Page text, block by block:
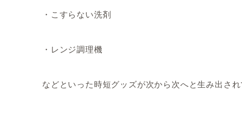
・こすらない洗剤
・レンジ調理機
などといった時短グッズが次から次へと生み出さ